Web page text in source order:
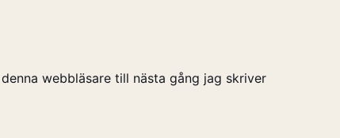
webbläsare till nästa gång jag skriver